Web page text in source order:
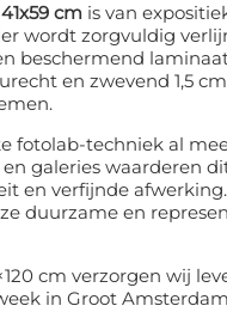
cm is van
wordt zorgvuldig
beschermend
en zwevend 1,5
fotolab-techniek al
galeries waarderen
en verfijnde
duurzame en
cm verzorgen wij
in Groot